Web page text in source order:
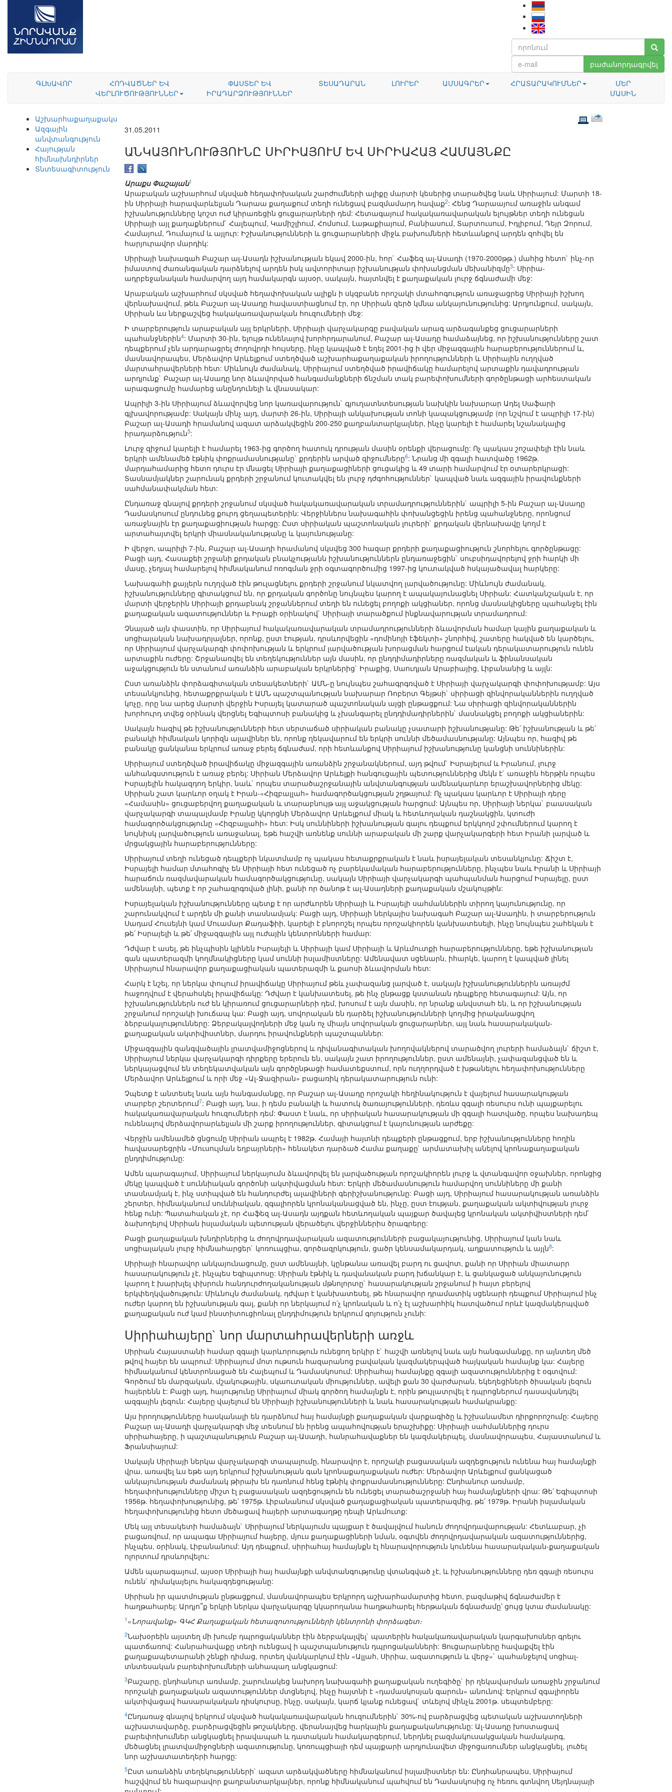
բաժանորդագրվել
ԳԼԽԱՎՈՐ
ՀՈԴՎԱԾՆԵՐ ԵՎ
ՎԵՐԼՈՒԾՈՒԹՅՈՒՆՆԵՐ
ՓԱՍՏԵՐ ԵՎ
ԻՐԱԴԱՐՁՈՒԹՅՈՒՆՆԵՐ
ՏԵՍԱԴԱՐԱՆ ԼՈՒՐԵՐ ԱՄՍԱԳՐԵՐ ՀՐԱՏԱՐԱԿՈՒՄՆԵՐ
ՄԵՐ
ՄԱՍԻՆ
Աշխարհաքաղաքականություն
Ազգային
անվտանգություն
Հայության
հիմնախնդիրներ
Տնտեսագիտություն
31.05.2011
ԱՆԿԱՅՈՒՆՈՒԹՅՈՒՆԸ ՍԻՐԻԱՅՈՒՄ ԵՎ ՍԻՐԻԱՀԱՅ ՀԱՄԱՅՆՔԸ
Արաքս Փաշայան1
Արաբական աշխարհում սկսված հեղափոխական շարժումների ալիքը մարտի կեսերից տարածվեց նաև Սիրիայում: Մարտի 18-
ին Սիրիայի հարավարևելյան Դարաա քաղաքում տեղի ունեցավ բազմամարդ հավաք2: Հենց Դարաայում առաջին անգամ
իշխանությունները կոշտ ուժ կիրառեցին ցուցարարների դեմ: Հետագայում հակակառավարական ելույթներ տեղի ունեցան
Սիրիայի այլ քաղաքներում` Հալեպում, Կամիշլիում, Հոմսում, Լաթաքիայում, Բանիասում, Տարտուսում, Իդլիբում, Դեյր Զորում,
Համայում, Դումայում և այլուր: Իշխանությունների և ցուցարարների միջև բախումների հետևանքով արդեն զոհվել են
հարյուրավոր մարդիկ:
Սիրիայի նախագահ Բաշար ալ-Ասադն իշխանության եկավ 2000-ին, հոր` Հաֆեզ ալ-Ասադի (1970-2000թթ.) մահից հետո` ինչ-որ
իմաստով ժառանգական դարձնելով արդեն իսկ ավտորիտար իշխանության փոխանցման մեխանիզմը3: Սիրիա-
ադրբեջանական համարվող այդ համակարգն այսօր, սակայն, հայտնվել է քաղաքական լուրջ ճգնաժամի մեջ:
Արաբական աշխարհում սկսված հեղափոխական ալիքն ի սկզբանե որոշակի մտահոգություն առաջացրեց Սիրիայի իշխող
վերնախավում, թեև Բաշար ալ-Ասադը հավաստիացնում էր, որ Սիրիան զերծ կմնա անկայունությունից: Արդյունքում, սակայն,
Սիրիան ևս ներքաշվեց հակակառավարական հուզումների մեջ:
Ի տարբերություն արաբական այլ երկրների, Սիրիայի վարչակարգը բավական արագ արձագանքեց ցուցարարների
պահանջներին4: Մարտի 30-ին, ելույթ ունենալով խորհրդարանում, Բաշար ալ-Ասադը համաձայնեց, որ իշխանությունները շատ
դեպքերում չեն արդարացրել ժողովրդի հույսերը, ինչը կապված է եղել 2001-ից ի վեր միջազգային հարաբերություններում և,
մասնավորապես, Մերձավոր Արևելքում ստեղծված աշխարհաքաղաքական իրողությունների և Սիրիային ուղղված
մարտահրավերների հետ: Միևնույն ժամանակ, Սիրիայում ստեղծված իրավիճակը համարելով արտաքին դավադրության
արդյունք` Բաշար ալ-Ասադը նոր ձևավորված հանգամանքների ճնշման տակ բարեփոխումների գործընթացի արհեստական
արագացումը համարեց անընդունելի և վնասակար:
Ապրիլի 3-ին Սիրիայում ձևավորվեց նոր կառավարություն` գյուղատնտեսության նախկին նախարար Ադել Սաֆարի
գլխավորությամբ: Սակայն մինչ այդ, մարտի 26-ին, Սիրիայի անկախության տոնի կապակցությամբ (որ նշվում է ապրիլի 17-ին)
Բաշար ալ-Ասադի հրամանով ազատ արձակվեցին 200-250 քաղբանտարկյալներ, ինչը կարելի է համարել նշանակալից
իրադարձություն5:
Լուրջ զիջում կարելի է համարել 1963-ից գործող հատուկ դրության մասին օրենքի վերացումը: Ոչ պակաս շոշափելի էին նաև
երկրի ամենամեծ էթնիկ փոքրամասնությանը` քրդերին արված զիջումները6: Նրանց մի զգալի հատվածը 1962թ.
մարդահամարից հետո դուրս էր մնացել Սիրիայի քաղաքացիների ցուցակից և 49 տարի համարվում էր օտարերկրացի:
Տասնամյակներ շարունակ քրդերի շրջանում կուտակվել են լուրջ դժգոհություններ` կապված նաև ազգային իրավունքների
սահմանափակման հետ:
Ընդառաջ գնալով քրդերի շրջանում սկսված հակակառավարական տրամադրություններին` ապրիլի 5-ին Բաշար ալ-Ասադը
Դամասկոսում ընդունեց քուրդ ցեղապետերին: Վերջիններս նախագահին փոխանցեցին իրենց պահանջները, որոնցում
առաջնային էր քաղաքացիության հարցը: Ըստ սիրիական պաշտոնական լուրերի` քրդական վերնախավը կողմ է
արտահայտվել երկրի միասնականությանը և կայունությանը:
Ի վերջո, ապրիլի 7-ին, Բաշար ալ-Ասադի հրամանով սկսվեց 300 հազար քրդերի քաղաքացիություն շնորհելու գործընթացը:
Բացի այդ, Հասաքեի շրջանի քրդական բնակչությանն իշխանություններն ընդառաջեցին` սուբսիդավորելով ջրի հարկի մի
մասը, չեղյալ համարելով հիմնականում ոռոգման ջրի օգտագործումից 1997-ից կուտակված հսկայածավալ հարկերը:
Նախագահի քայլերն ուղղված էին թուլացնելու քրդերի շրջանում նկատվող լարվածությունը: Միևնույն ժամանակ,
իշխանությունները գիտակցում են, որ քրդական գործոնը նույնպես կարող է ապակայունացնել Սիրիան: Հատկանշական է, որ
մարտի վերջերին Սիրիայի քրդաբնակ շրջաններում տեղի են ունեցել բողոքի ակցիաներ, որոնց մասնակիցները պահանջել էին
քաղաքական ազատություններ և Իրաքի օրինակով` Սիրիայի տարածքում ինքնավարության տրամադրում:
Չնայած այն փաստին, որ Սիրիայում հակակառավարական տրամադրությունների ձևավորման համար կային քաղաքական և
սոցիալական նախադրյալներ, որոնք, ըստ էության, դրսևորվեցին «դոմինոյի էֆեկտի» շնորհիվ, շատերը հակված են կարծելու,
որ Սիրիայում վարչակարգի փոփոխության և երկրում լարվածության խորացման հարցում էական դերակատարություն ունեն
արտաքին ուժերը: Շրջանառվել են տեղեկություններ այն մասին, որ ընդդիմադիրները ռազմական և ֆինանսական
աջակցություն են ստանում առանձին արաբական երկրներից` Իրաքից, Սաուդյան Արաբիայից, Լիբանանից և այլն:
Ըստ առանձին փորձագիտական տեսակետների` ԱՄՆ-ը նույնպես շահագրգռված է Սիրիայի վարչակարգի փոփոխությամբ: Այս
տեսանկյունից, հետաքրքրական է ԱՄՆ պաշտպանության նախարար Ռոբերտ Գեյթսի` սիրիացի զինվորականներին ուղղված
կոչը, որը նա արեց մարտի վերջին Իսրայել կատարած պաշտոնական այցի ընթացքում: Նա սիրիացի զինվորականներին
խորհուրդ տվեց օրինակ վերցնել Եգիպտոսի բանակից և չխանգարել ընդդիմադիրներին` մասնակցել բողոքի ակցիաներին:
Սակայն հազիվ թե իշխանությունների հետ սերտաճած սիրիական բանակը չսատարի իշխանությանը: Թե՛ իշխանության և թե՛
բանակի հիմնական կորիզն ալավիներ են, որոնք ղեկավարում են երկրի սուննի մեծամասնությանը: Այնպես որ, հազիվ թե
բանակը ցանկանա երկրում առաջ բերել ճգնաժամ, որի հետևանքով Սիրիայում իշխանությունը կանցնի սուննիներին:
Սիրիայում ստեղծված իրավիճակը միջազգային առանձին շրջանակներում, այդ թվում` Իսրայելում և Իրանում, լուրջ
անհանգստություն է առաջ բերել: Սիրիան Մերձավոր Արևելքի հանգուցային պետություններից մեկն է` առաջին հերթին որպես
Իսրայելին հակազդող երկիր, նաև` որպես տարածաշրջանային անվտանգության ամենակարևոր երաշխավորներից մեկը:
Սիրիան շատ կարևոր օղակ է Իրան-«Հիզբալլահ» համագործակցության շղթայում: Ոչ պակաս կարևոր է Սիրիայի դերը
«Համասին» ցուցաբերվող քաղաքական և տարաբնույթ այլ աջակցության հարցում: Այնպես որ, Սիրիայի ներկա` բաասական
վարչակարգի տապալմամբ Իրանը կկորցնի Մերձավոր Արևելքում միակ և հետևողական դաշնակցին, կտուժի
համագործակցությունը «Հիզբալլահի» հետ: Իսկ սուննիների իշխանության գալու դեպքում երկկողմ շփումներում կարող է
նույնիսկ լարվածություն առաջանալ, եթե հաշվի առնենք սուննի արաբական մի շարք վարչակարգերի հետ Իրանի լարված և
մրցակցային հարաբերությունները:
Սիրիայում տեղի ունեցած դեպքերի նկատմամբ ոչ պակաս հետաքրքրական է նաև իսրայելական տեսանկյունը: Ճիշտ է,
Իսրայելի համար մտահոգիչ են Սիրիայի հետ ունեցած ոչ բարեկամական հարաբերությունները, ինչպես նաև Իրանի և Սիրիայի
հարաճուն ռազմավարական համագործակցությունը, սակայն Սիրիայի վարչակարգի պահպանման հարցում Իսրայելը, ըստ
ամենայնի, պետք է որ շահագրգռված լինի, քանի որ ծանոթ է ալ-Ասադների քաղաքական մշակույթին:
Իսրայելական իշխանությունները պետք է որ արժևորեն Սիրիայի և Իսրայելի սահմաններին տիրող կայունությունը, որ
շարունակվում է արդեն մի քանի տասնամյակ: Բացի այդ, Սիրիայի ներկայիս նախագահ Բաշար ալ-Ասադին, ի տարբերություն
Սադամ Հուսեյնի կամ Մուամար Քադաֆիի, կարելի է բնորոշել որպես որոշակիորեն կանխատեսելի, ինչը նույնպես շահեկան է
թե՛ Իսրայելի և թե՛ միջազգային այլ ուժային կենտրոնների համար:
Դժվար է ասել, թե ինչպիսին կլինեն Իսրայելի և Սիրիայի կամ Սիրիայի և Արևմուտքի հարաբերությունները, եթե իշխանության
գան պատերազմի կողմնակիցները կամ սուննի իսլամիստները: Ամենավատ սցենարն, իհարկե, կարող է կապված լինել
Սիրիայում հնարավոր քաղաքացիական պատերազմի և քաոսի ձևավորման հետ:
Հարկ է նշել, որ ներկա փուլում իրավիճակը Սիրիայում թեև չափազանց լարված է, սակայն իշխանություններին առայժմ
հաջողվում է վերահսկել իրավիճակը: Դժվար է կանխատեսել, թե ինչ ընթացք կստանան դեպքերը հետագայում: Այն, որ
իշխանություններն ուժ են կիրառում ցուցարարների դեմ, խոսում է այն մասին, որ նրանք անվստահ են, և որ իշխանության
շրջանում որոշակի խուճապ կա: Բացի այդ, սովորական են դարձել իշխանությունների կողմից իրականացվող
ձերբակալությունները: Ձերբակալվողների մեջ կան ոչ միայն սովորական ցուցարարներ, այլ նաև հասարակական-
քաղաքական ակտիվիստներ, մարդու իրավունքների պաշտպաններ:
Միջազգային զանգվածային լրատվամիջոցներով և դիվանագիտական խողովակներով տարածվող լուրերի համաձայն` ճիշտ է,
Սիրիայում ներկա վարչակարգի դիրքերը երերուն են, սակայն շատ իրողություններ, ըստ ամենայնի, չափազանցված են և
ներկայացվում են տեղեկատվական այն գործընթացի համատեքստում, որն ուղղորդված է խթանելու հեղափոխությունները
Մերձավոր Արևելքում և որի մեջ «Ալ-Ջազիրան» բացառիկ դերակատարություն ունի:
Չպետք է անտեսել նաև այն հանգամանքը, որ Բաշար ալ-Ասադը որոշակի հեղինակություն է վայելում հասարակության
տարբեր շերտերում7: Բացի այդ, նա, ի դեմս բանակի և հատուկ ծառայությունների, դեռևս զգալի ռեսուրս ունի պայքարելու
հակակառավարական հուզումների դեմ: Փաստ է նաև, որ սիրիական հասարակության մի զգալի հատվածը, որպես նախադեպ
ունենալով մերձավորարևելյան մի շարք իրողություններ, գիտակցում է կայունության արժեքը:
Վերջին ամենամեծ ցնցումը Սիրիան ապրել է 1982թ. Համայի հայտնի դեպքերի ընթացքում, երբ իշխանությունները հողին
հավասարեցրին «Մուսուլման եղբայրների» հենակետ դարձած Համա քաղաքը` արմատախիլ անելով կրոնաքաղաքական
ընդդիմությունը:
Ամեն պարագայում, Սիրիայում ներկայումս ձևավորվել են լարվածության որոշակիորեն լուրջ և վտանգավոր օջախներ, որոնցից
մեկը կապված է սուննիական գործոնի ակտիվացման հետ: Երկրի մեծամասնություն համարվող սուննիները մի քանի
տասնամյակ է, ինչ ստիպված են հանդուրժել ալավիների գերիշխանությունը: Բացի այդ, Սիրիայում հասարակության առանձին
շերտեր, հիմնականում սուննիական, զգալիորեն կրոնականացված են, ինչը, ըստ էության, քաղաքական ակտիվության լուրջ
հենք ունի: Պատահական չէ, որ Հաֆեզ ալ-Ասադն այդքան հետևողական պայքար ծավալեց կրոնական ակտիվիստների դեմ`
ձախողելով Սիրիան իսլամական պետության վերածելու վերջիններիս ծրագրերը:
Բացի քաղաքական խնդիրներից և ժողովրդավարական ազատությունների բացակայությունից, Սիրիայում կան նաև
սոցիալական լուրջ հիմնահարցեր` կոռուպցիա, գործազրկություն, ցածր կենսամակարդակ, աղքատություն և այլն8:
Սիրիայի հնարավոր անկայունացումը, ըստ ամենայնի, կընթանա առավել բարդ ու ցավոտ, քանի որ Սիրիան միատարր
հասարակություն չէ, ինչպես Եգիպտոսը: Սիրիան էթնիկ և դավանական բարդ խճանկար է, և ցանկացած անկայունություն
կարող է խարխլել փխրուն հանդուրժողականության մթնոլորտը` հասարակության շրջանում ի հայտ բերելով
երկփեղկվածություն: Միևնույն ժամանակ, դժվար է կանխատեսել, թե հնարավոր դրամատիկ սցենարի դեպքում Սիրիայում ինչ
ուժեր կարող են իշխանության գալ, քանի որ ներկայում ո՛չ կրոնական և ո՛չ էլ աշխարհիկ հատվածում որևէ կազմակերպված
քաղաքական ուժ կամ ինստիտուցիոնալ ընդդիմություն երկրում գոյություն չունի:
Սիրիահայերը` նոր մարտահրավերների առջև
Սիրիան Հայաստանի համար զգալի կարևորություն ունեցող երկիր է` հաշվի առնելով նաև այն հանգամանքը, որ այնտեղ մեծ
թվով հայեր են ապրում: Սիրիայում մոտ ութսուն հազարանոց բավական կազմակերպված հայկական համայնք կա: Հայերը
հիմնականում կենտրոնացած են Հալեպում և Դամասկոսում: Սիրիահայ համայնքը զգալի ազատություններից է օգտվում:
Գործում են մարզական, մշակութային, սկաուտական միություններ, ավելի քան 30 վարժարան, եկեղեցիների ծիսական լեզուն
հայերենն է: Բացի այդ, հայությունը Սիրիայում միակ գործող համայնքն է, որին թույլատրվել է դպրոցներում դասավանդվել
ազգային լեզուն: Հայերը վայելում են Սիրիայի իշխանությունների և նաև հասարակության համակրանքը:
Այս իրողությունները հասկանալի են դարձնում հայ համայնքի քաղաքական վարքագիծը և իշխանամետ դիրքորոշումը: Հայերը
Բաշար ալ-Ասադի վարչակարգի մեջ տեսնում են իրենց ապահովության երաշխիքը: Սիրիայի սահմաններից դուրս
սիրիահայերը, ի պաշտպանություն Բաշար ալ-Ասադի, հանրահավաքներ են կազմակերպել, մասնավորապես, Հայաստանում և
Ֆրանսիայում:
Սակայն Սիրիայի ներկա վարչակարգի տապալումը, հնարավոր է, որոշակի բացասական ազդեցություն ունենա հայ համայնքի
վրա, առավել ևս եթե այդ երկրում իշխանության գան կրոնաքաղաքական ուժեր: Մերձավոր Արևելքում ցանկացած
անկայունության ժամանակ թիրախ են դառնում հենց էթնիկ փոքրամասնությունները: Ընդհանուր առմամբ,
հեղափոխությունները միշտ էլ բացասական ազդեցություն են ունեցել տարածաշրջանի հայ համայնքների վրա: Թե՛ Եգիպտոսի
1956թ. հեղափոխությունից, թե՛ 1975թ. Լիբանանում սկսված քաղաքացիական պատերազմից, թե՛ 1979թ. Իրանի իսլամական
հեղափոխությունից հետո մեծացավ հայերի արտագաղթը դեպի Արևմուտք:
Մեկ այլ տեսակետի համաձայն` Սիրիայում ներկայումս պայքար է ծավալվում հանուն ժողովրդավարության: Հետևաբար, չի
բացառվում, որ ապագա Սիրիայում հայերը, մյուս քաղաքացիների նման, օգտվեն ժողովրդավարական ազատություններից,
ինչպես, օրինակ, Լիբանանում: Այդ դեպքում, սիրիահայ համայնքն էլ հնարավորություն կունենա հասարակական-քաղաքական
ոլորտում դրսևորվելու:
Ամեն պարագայում, այսօր Սիրիայի հայ համայնքի անվտանգությունը վտանգված չէ, և իշխանությունները դեռ զգալի ռեսուրս
ունեն` դիմակայելու հակազդեցությանը:
Սիրիան իր պատմության ընթացքում, մասնավորապես Երկրորդ աշխարհամարտից հետո, բազմաթիվ ճգնաժամեր է
հաղթահարել: Արդյո՞ք երկրի ներկա վարչակարգը կկարողանա հաղթահարել հերթական ճգնաժամը՝ ցույց կտա ժամանակը:
1 «Նորավանք» ԳԿՀ Քաղաքական հետազոտությունների կենտրոնի փորձագետ։
2Նախօրեին այստեղ մի խումբ դպրոցականներ էին ձերբակալվել` պատերին հակակառավարական կարգախոսներ գրելու
պատճառով: Հանրահավաքը տեղի ուենցավ ի պաշտպանություն դպրոցականների: Ցուցարարները հավաքվել էին
քաղաքապետարանի շենքի դիմաց, որտեղ վանկարկում էին «Ալլահ, Սիրիա, ազատություն և վերջ»` պահանջելով սոցիալ-
տնտեսական բարեփոխումների անհապաղ անցկացում:
3Բաշարը, ընդհանուր առմամբ, շարունակեց նախորդ նախագահի քաղաքական ուղեգիծը` իր ղեկավարման առաջին շրջանում
որոշակի քաղաքական ազատություններ մտցնելով, ինչը հայտնի է «դամասկոսյան գարուն» անունով: Երկրում զգալիորեն
ակտիվացավ հասարակական դիսկուրսը, ինչը, սակայն, կարճ կյանք ունեցավ` տևելով մինչև 2001թ. սեպտեմբերը:
4Ընդառաջ գնալով երկրում սկսված հակակառավարական հուզումներին` 30%-ով բարձրացվեց պետական աշխատողների
աշխատավարձը, բարձրացվեցին թոշակները, վերանայվեց հարկային քաղաքականությունը: Ալ-Ասադը խոստացավ
բարեփոխումներ անցկացնել իրավապահ և դատական համակարգերում, ներդնել բազմակուսակցական համակարգ,
մեծացնել լրատվամիջոցների ազատությունը, կոռուպցիայի դեմ պայքարի արդյունավետ միջոցառումներ անցկացնել, լուծել
նոր աշխատատեղերի հարցը:
5Ըստ առանձին տեղեկությունների` ազատ արձակվածները հիմնականում իսլամիստներ են: Ընդհանրապես, Սիրիայում
հաշվվում են հազարավոր քաղբանտարկյալներ, որոնք հիմնականում պահվում են Դամասկոսից ոչ հեռու գտնվող Սեյդնայայի